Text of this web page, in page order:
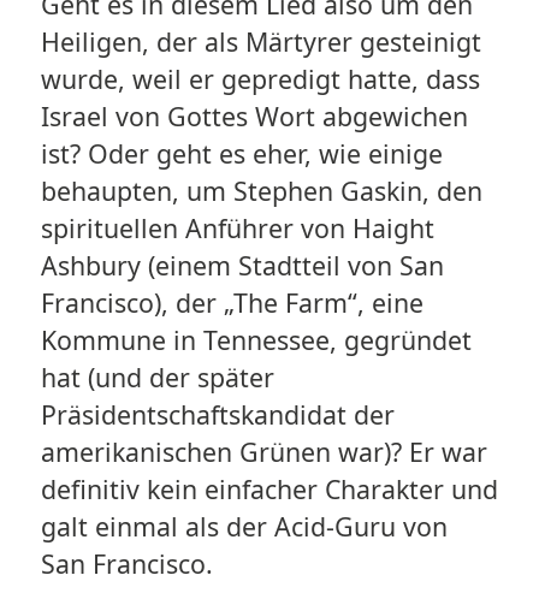
Heiligen, der als Märtyrer gesteinigt
wurde, weil er gepredigt hatte, dass
Israel von Gottes Wort abgewichen
ist? Oder geht es eher, wie einige
behaupten, um Stephen Gaskin, den
spirituellen Anführer von Haight
Ashbury (einem Stadtteil von San
Francisco), der „The Farm“, eine
Kommune in Tennessee, gegründet
hat (und der später
Präsidentschaftskandidat der
amerikanischen Grünen war)? Er war
definitiv kein einfacher Charakter und
galt einmal als der Acid-Guru von
San Francisco.